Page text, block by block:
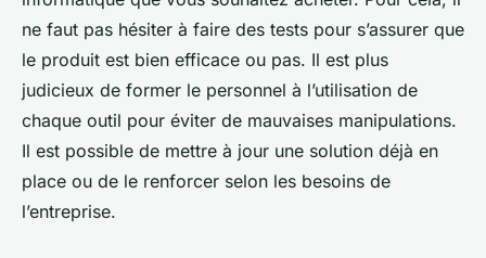
ne faut pas hésiter à faire des tests pour s’assurer que
le produit est bien efficace ou pas. Il est plus
judicieux de former le personnel à l’utilisation de
chaque outil pour éviter de mauvaises manipulations.
Il est possible de mettre à jour une solution déjà en
place ou de le renforcer selon les besoins de
l’entreprise.